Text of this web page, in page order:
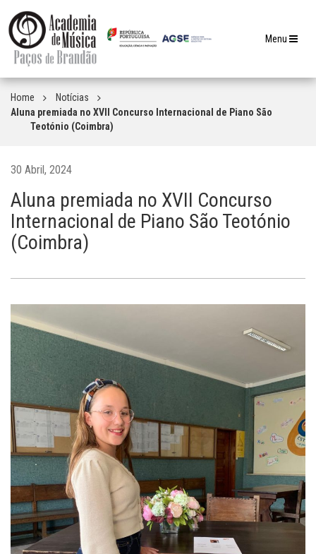
Toggle
Menu
Home
Notícias
Aluna premiada no XVII Concurso Internacional de Piano São
Teotónio (Coimbra)
30 Abril, 2024
Aluna premiada no XVII Concurso
Internacional de Piano São Teotónio
(Coimbra)